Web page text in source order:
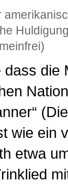
dass die
wie ein
etwa